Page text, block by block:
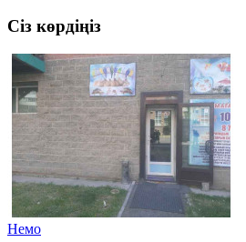
Сіз көрдіңіз
Немо